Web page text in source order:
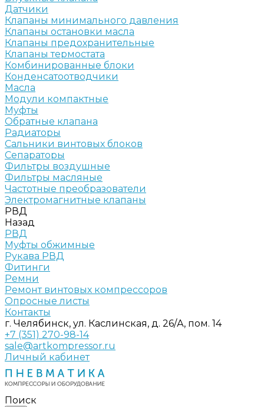
Датчики
Клапаны минимального давления
Клапаны остановки масла
Клапаны предохранительные
Клапаны термостата
Комбинированные блоки
Конденсатоотводчики
Масла
Модули компактные
Муфты
Обратные клапана
Радиаторы
Сальники винтовых блоков
Сепараторы
Фильтры воздушные
Фильтры масляные
Частотные преобразователи
Электромагнитные клапаны
РВД
Назад
РВД
Муфты обжимные
Рукава РВД
Фитинги
Ремни
Ремонт винтовых компрессоров
Опросные листы
Контакты
г. Челябинск, ул. Каслинская, д. 26/А, пом. 14
+7 (351) 270-98-14
sale@artkompressor.ru
Личный кабинет
Поиск